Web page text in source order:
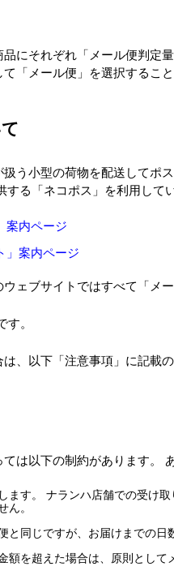
にそれぞれ「メール便判定
「メール便」を選択すること
う小型の荷物を配送してポ
る「ネコポス」を利用してい
案内ページ
」案内ページ
ェブサイトではすべて「メ
。
、以下「注意事項」に記載の
は以下の制約があります。
ます。 ナランハ店舗での受け
ん。
と同じですが、お届けまでの日
額を超えた場合は、原則とし